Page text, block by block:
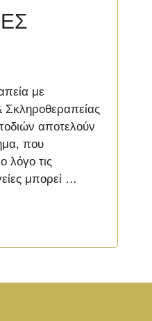
με
αποτελούν
που
λόγο τις
μπορεί …